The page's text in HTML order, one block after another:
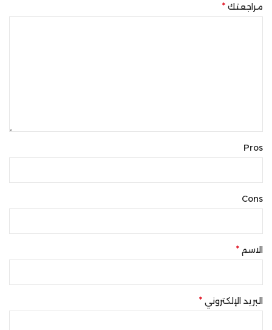
مراجعتك *
Pros
Cons
الاسم *
البريد الإلكتروني *